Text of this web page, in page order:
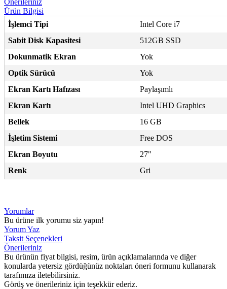
Ürün Bilgisi
İşlemci Tipi
Intel Core i7
Sabit Disk Kapasitesi
512GB SSD
Dokunmatik Ekran
Yok
Optik Sürücü
Yok
Ekran Kartı Hafızası
Paylaşımlı
Ekran Kartı
Intel UHD Graphics
Bellek
16 GB
İşletim Sistemi
Free DOS
Ekran Boyutu
27"
Renk
Gri
Yorumlar
Bu ürüne ilk yorumu siz yapın!
Yorum Yaz
Taksit Seçenekleri
Önerileriniz
Bu ürünün fiyat bilgisi, resim, ürün açıklamalarında ve diğer
konularda yetersiz gördüğünüz noktaları öneri formunu kullanarak
tarafımıza iletebilirsiniz.
Görüş ve önerileriniz için teşekkür ederiz.